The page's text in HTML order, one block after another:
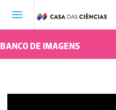
Toggle
BANCO DE IMAGENS